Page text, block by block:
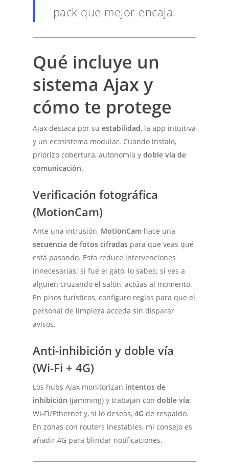
pack que mejor encaja.
Qué incluye un
sistema Ajax y
cómo te protege
Ajax destaca por suestabilidad, la app intuitiva
y un ecosistema modular. Cuando instalo,
priorizo cobertura, autonomía ydoble vía de
comunicación.
Verificación fotográfica
(MotionCam)
Ante una intrusión, MotionCam hace una
secuencia de fotos cifradas para que veas qué
está pasando. Esto reduce intervenciones
innecesarias: si fue el gato, lo sabes; si ves a
alguien cruzando el salón, actúas al momento.
En pisos turísticos, configuro reglas para que el
personal de limpieza acceda sin disparar
avisos.
Anti-inhibición y doble vía
(Wi-Fi + 4G)
Los hubs Ajax monitorizan intentos de
inhibición (jamming) y trabajan condoble vía:
Wi-Fi/Ethernet y, si lo deseas,4G de respaldo.
En zonas con routers inestables, mi consejo es
añadir 4G para blindar notificaciones.